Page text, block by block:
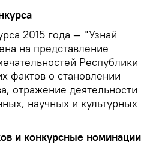
2015 года — "Узнай
на представление
Республики
фактов о становлении
отражение деятельности
научных и культурных
и конкурсные номинации